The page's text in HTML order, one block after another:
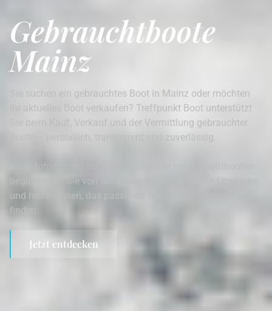
Gebrauchtboote
Mainz
Sie suchen ein gebrauchtes Boot in Mainz oder möchten
Ihr aktuelles Boot verkaufen? Treffpunkt Boot unterstützt
Sie beim Kauf, Verkauf und der Vermittlung gebrauchter
Boote – persönlich, transparent und zuverlässig.
begleiten wir Sie von der ersten Beratung bis zur Übergabe
und helfen Ihnen, das passende Boot für Ihre Wünsche zu
finden.
Jetzt entdecken